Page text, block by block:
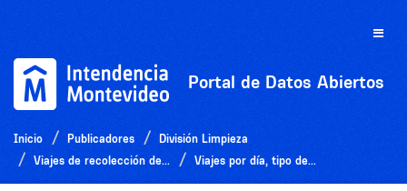
Toggle
Portal de Datos Abiertos
Inicio Publicadores
División Limpieza
Viajes de recolección de...
Viajes por día, tipo de...